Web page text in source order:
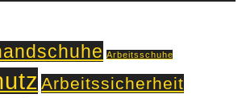
Arbeitsschuhe
Arbeitssicherheit